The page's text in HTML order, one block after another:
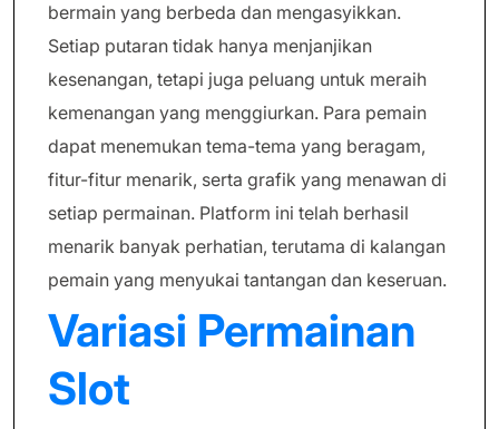
bermain yang berbeda dan mengasyikkan.
Setiap putaran tidak hanya menjanjikan
kesenangan, tetapi juga peluang untuk meraih
kemenangan yang menggiurkan. Para pemain
dapat menemukan tema-tema yang beragam,
fitur-fitur menarik, serta grafik yang menawan di
setiap permainan. Platform ini telah berhasil
menarik banyak perhatian, terutama di kalangan
pemain yang menyukai tantangan dan keseruan.
Variasi Permainan
Slot